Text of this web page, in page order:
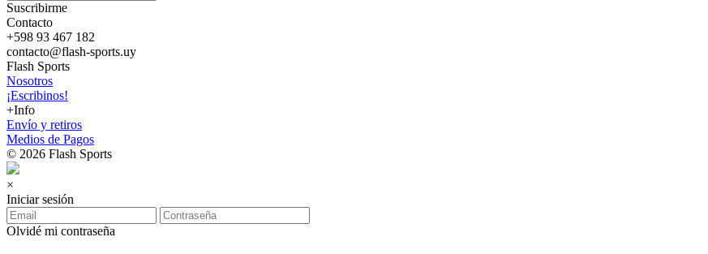
Suscribirme
Contacto
+598 93 467 182
contacto@flash-sports.uy
Flash Sports
Nosotros
¡Escribinos!
+Info
Envío y retiros
Medios de Pagos
© 2026 Flash Sports
×
Iniciar sesión
Olvidé mi contraseña